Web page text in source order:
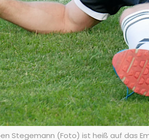
Stegemann (Foto) ist heiß auf das